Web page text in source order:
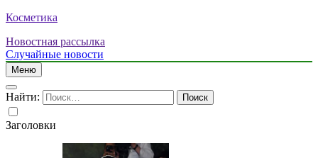
Косметика
Новостная рассылка
Случайные новости
Меню
Найти:
Заголовки